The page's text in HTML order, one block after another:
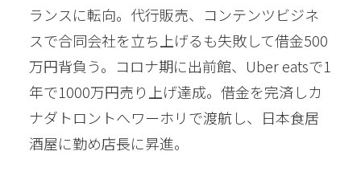
ランスに転向。代行販売、コンテンツビジネ
スで合同会社を立ち上げるも失敗して借金500
万円背負う。コロナ期に出前館、Uber eatsで1
年で1000万円売り上げ達成。借金を完済しカ
ナダトロントへワーホリで渡航し、日本食居
酒屋に勤め店長に昇進。